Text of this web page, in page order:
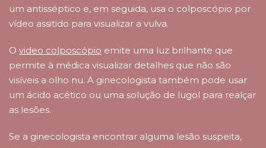
um antisséptico e, em seguida, usa o colposcópio por
vídeo assitido para visualizar a vulva.
O video colposcópio emite uma luz brilhante que
permite à médica visualizar detalhes que não são
visíveis a olho nu. A ginecologista também pode usar
um ácido acético ou uma solução de lugol para realçar
as lesões.
Se a ginecologista encontrar alguma lesão suspeita,